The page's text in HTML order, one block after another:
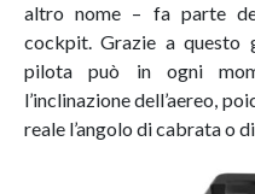
altro nome – fa parte
cockpit. Grazie a questo
pilota può in ogni
l’inclinazione dell’aereo,
reale l’angolo di cabrata o